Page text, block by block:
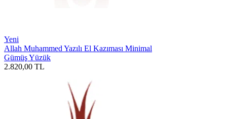
Yeni
Allah Muhammed Yazılı El Kazıması Minimal
Gümüş Yüzük
2.820,00 TL